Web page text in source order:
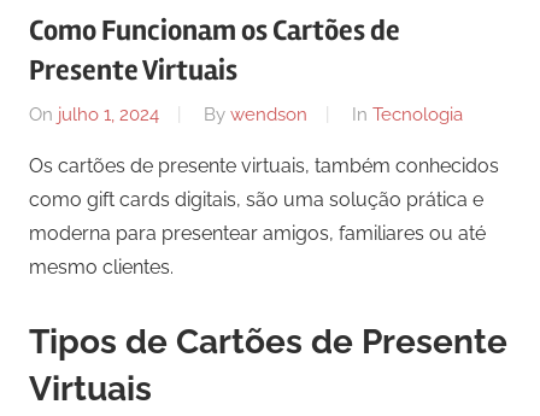
Como Funcionam os Cartões de
Presente Virtuais
On julho 1, 2024 By wendson In Tecnologia
Os cartões de presente virtuais, também conhecidos
como gift cards digitais, são uma solução prática e
moderna para presentear amigos, familiares ou até
mesmo clientes.
Tipos de Cartões de Presente
Virtuais